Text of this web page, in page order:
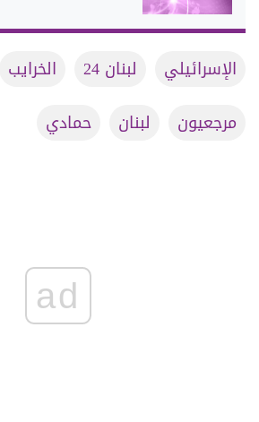
الإسرائيلي لبنان 24 الخرايب
مرجعيون
لبنان حمادي
ad